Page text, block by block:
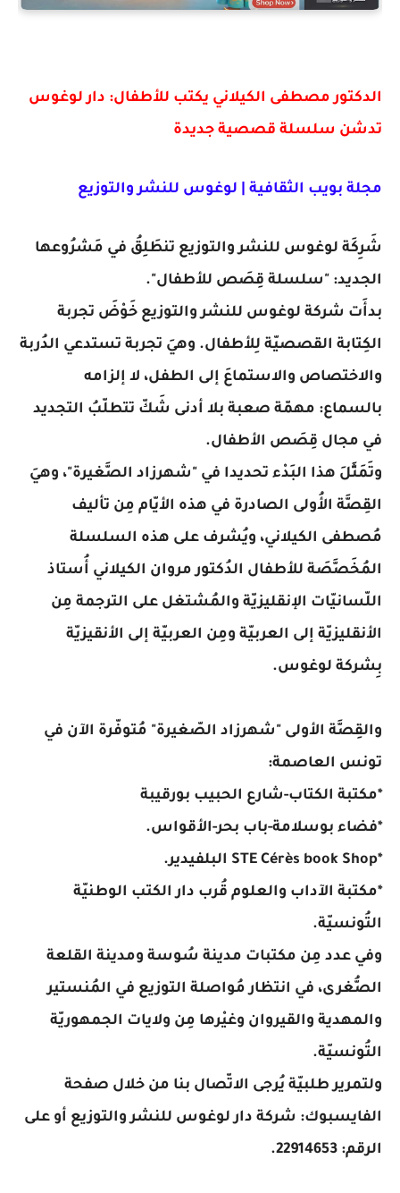
الدكتور مصطفى الكيلاني يكتب للأطفال: دار لوغوس
تدشن سلسلة قصصية جديدة
مجلة بويب الثقافية | لوغوس للنشر والتوزيع
شَرِكَة لوغوس للنشر والتوزيع تنطَلِقُ في مَشرُوعها
الجديد: "سلسلة قِصَص للأطفال".
بدأَت شركة لوغوس للنشر والتوزيع خَوْضَ تجربة
الكِتابة القصصيّة لِلأطفال. وهيَ تجربة تستدعي الدُربة
والاختصاص والاستماعَ إلى الطفل، لا إلزامه
بالسماع: مهمّة صعبة بلا أدنى شَكّ تتطلّبُ التجديد
في مجال قِصَص الأطفال.
وتَمَثَّلَ هذا البَدْء تحديدا في "شهرزاد الصَّغيرة"، وهيَ
القِصَّة الأُولى الصادرة في هذه الأيّام مِن تأليف
مُصطفى الكيلاني، ويُشرف على هذه السلسلة
المُخَصَّصَة للأطفال الدُكتور مروان الكيلاني أُستاذ
اللّسانيّات الإنقليزيّة والمُشتغل على الترجمة مِن
الأنقليزيّة إلى العربيّة ومِن العربيّة إلى الأنقيزيّة
بِشركة لوغوس.
والقِصَّة الأولى "شهرزاد الصّغيرة" مُتوفّرة الآن في
تونس العاصمة:
*مكتبة الكتاب-شارع الحبيب بورقيبة
*فضاء بوسلامة-باب بحر-الأقواس.
*STE Cérès book Shop البلفيدير.
*مكتبة الآداب والعلوم قُرب دار الكتب الوطنيّة
التُونسيّة.
وفي عدد مِن مكتبات مدينة سُوسة ومدينة القلعة
الصُّغرى، في انتظار مُواصلة التوزيع في المُنستير
والمهدية والقيروان وغيْرها مِن ولايات الجمهوريّة
التُونسيّة.
ولتمرير طلبيّة يُرجى الاتّصال بنا من خلال صفحة
الفايسبوك: شركة دار لوغوس للنشر والتوزيع أو على
الرقم: 22914653.